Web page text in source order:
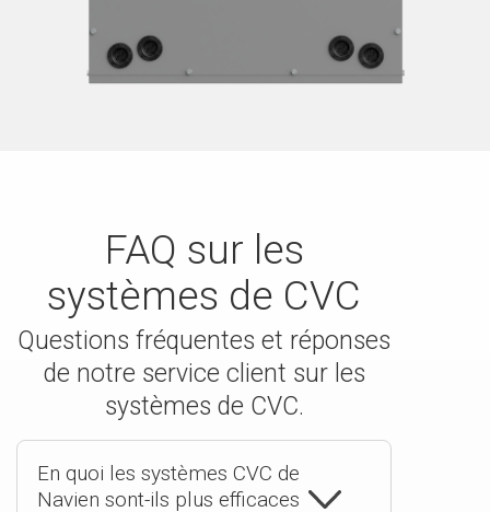
FAQ sur les
systèmes de CVC
Questions fréquentes et réponses
de notre service client sur les
systèmes de CVC.
En quoi les systèmes CVC de
Navien sont-ils plus efficaces